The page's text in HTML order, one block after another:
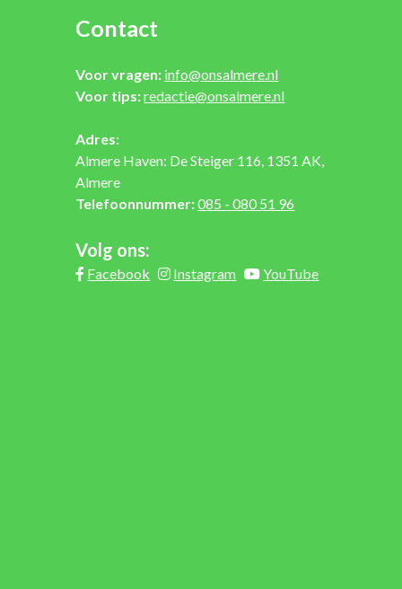
Contact
Voor vragen: info@onsalmere.nl
Voor tips:redactie@onsalmere.nl
Adres:
Almere Haven: De Steiger 116, 1351 AK,
Almere
Telefoonnummer:085 - 080 51 96
Volg ons:
Facebook Instagram YouTube